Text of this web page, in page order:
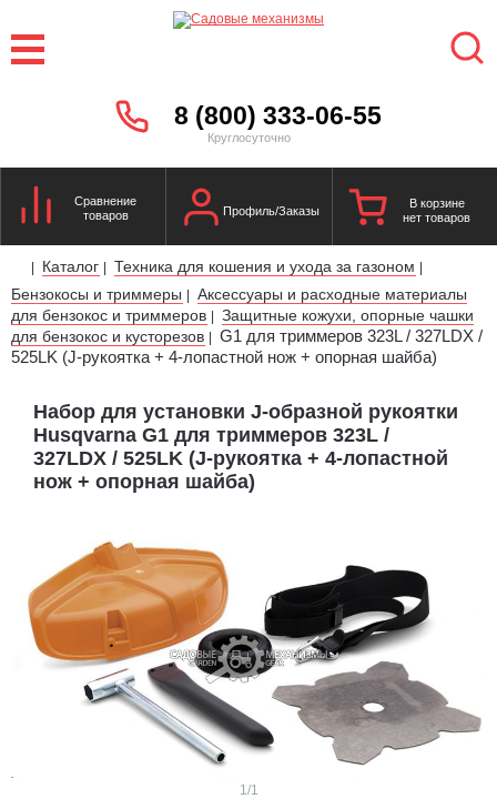
8 (800) 333-06-55
Круглосуточно
Сравнение
товаров
Профиль/Заказы
В корзине
нет товаров
| Каталог | Техника для кошения и ухода за газоном |
Бензокосы и триммеры | Аксессуары и расходные материалы
для бензокос и триммеров | Защитные кожухи, опорные чашки
для бензокос и кусторезов | G1 для триммеров 323L / 327LDX /
525LK (J-рукоятка + 4-лопастной нож + опорная шайба)
Набор для установки J-образной рукоятки
Husqvarna G1 для триммеров 323L /
327LDX / 525LK (J-рукоятка + 4-лопастной
нож + опорная шайба)
1 /1